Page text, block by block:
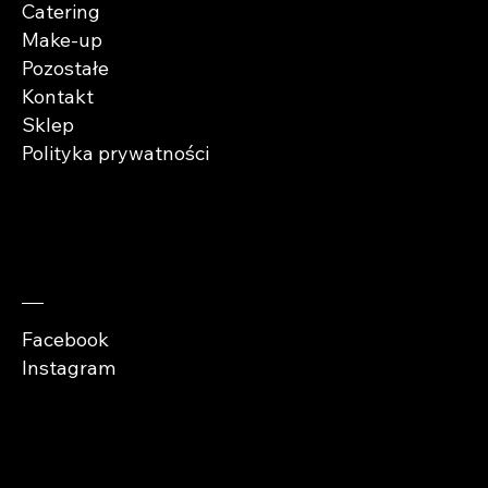
Catering
Make-up
Pozostałe
Kontakt
Sklep
Polityka prywatności
Facebook
Instagram